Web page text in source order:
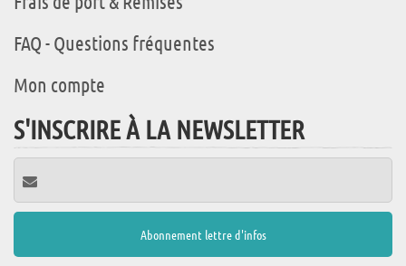
FAQ - Questions fréquentes
Mon compte
S'INSCRIRE À LA NEWSLETTER